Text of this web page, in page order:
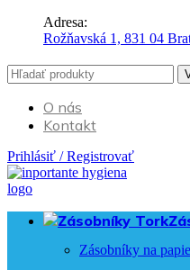
Adresa:
Rožňavská 1, 831 04
O nás
Kontakt
Prihlásiť / Registrovať
Zásobníky na